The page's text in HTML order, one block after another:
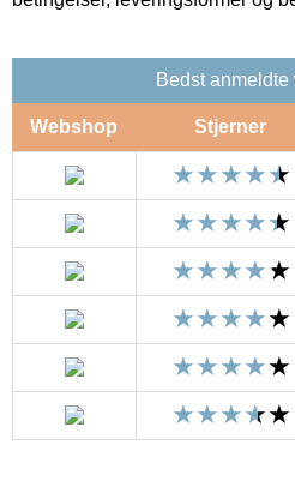
Bedst
Webshop Stjerner